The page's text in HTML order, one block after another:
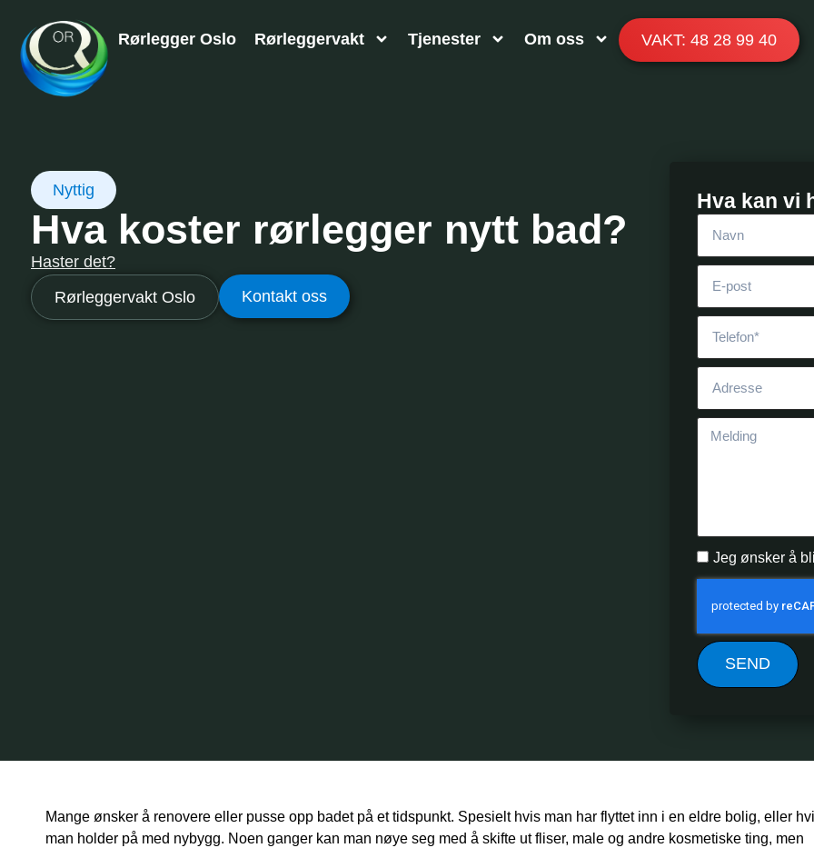
Rørlegger Oslo Rørleggervakt Tjenester Om oss VAKT: 48 28 99 40
Nyttig
Hva koster rørlegger nytt bad?
Haster det?
Rørleggervakt Oslo
Kontakt oss
Hva kan vi
Jeg ønsker å
SEND
Mange ønsker å renovere eller pusse opp badet på et tidspunkt. Spesielt hvis man har flyttet inn i en eldre bolig, eller
man holder på med nybygg. Noen ganger kan man nøye seg med å skifte ut fliser, male og andre kosmetiske ting, men